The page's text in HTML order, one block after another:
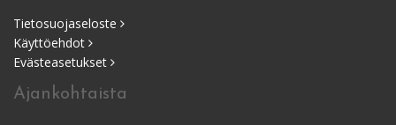
Tietosuojaseloste
Käyttöehdot
Evästeasetukset
Ajankohtaista